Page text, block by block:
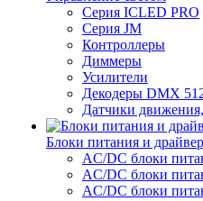
Серия ICLED PRO
Серия JM
Контроллеры
Диммеры
Усилители
Декодеры DMX
Датчики движения,
Блоки питания и
AC/DC блоки
AC/DC блоки
AC/DC блоки